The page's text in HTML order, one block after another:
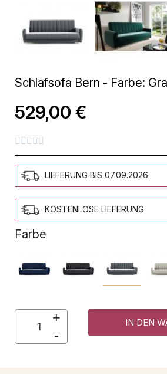
Schlafsofa Bern - Farbe:
529,00 €
    
LIEFERUNG BIS 07.09.2026
KOSTENLOSE LIEFERUNG
Farbe
IN DEN